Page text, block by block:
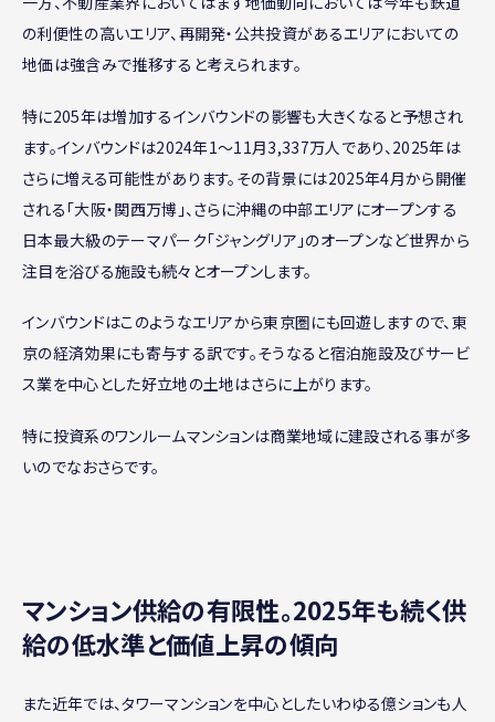
の利便性の高いエリア、再開発・公共投資があるエリアにおいての
地価は強含みで推移すると考えられます。
特に205年は増加するインバウンドの影響も大きくなると予想され
ます。インバウンドは2024年1～11月3,337万人であり、2025年は
さらに増える可能性があります。その背景には2025年4月から開催
される「大阪・関西万博」、さらに沖縄の中部エリアにオープンする
日本最大級のテーマパーク「ジャングリア」のオープンなど世界から
注目を浴びる施設も続々とオープンします。
インバウンドはこのようなエリアから東京圏にも回遊しますので、東
京の経済効果にも寄与する訳です。そうなると宿泊施設及びサービ
ス業を中心とした好立地の土地はさらに上がります。
特に投資系のワンルームマンションは商業地域に建設される事が多
いのでなおさらです。
マンション供給の有限性。2025年も続く供
給の低水準と価値上昇の傾向
また近年では、タワーマンションを中心としたいわゆる億ションも人